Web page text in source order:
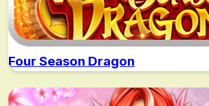
Four Season Dragon